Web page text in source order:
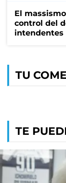
El
control del
intendentes
TU
TE